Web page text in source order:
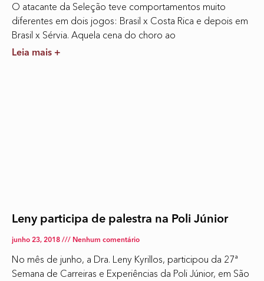
O atacante da Seleção teve comportamentos muito
diferentes em dois jogos: Brasil x Costa Rica e depois em
Brasil x Sérvia. Aquela cena do choro ao
Leia mais +
Leny participa de palestra na Poli Júnior
junho 23, 2018 Nenhum comentário
No mês de junho, a Dra. Leny Kyrillos, participou da 27ª
Semana de Carreiras e Experiências da Poli Júnior, em São